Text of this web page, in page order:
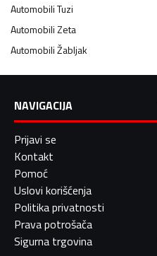
AutomobiliTuzi
AutomobiliZeta
AutomobiliŽabljak
NAVIGACIJA
Prijavi se
Kontakt
Pomoć
Uslovi korišćenja
Politika privatnosti
Prava potrošača
Sigurna trgovina